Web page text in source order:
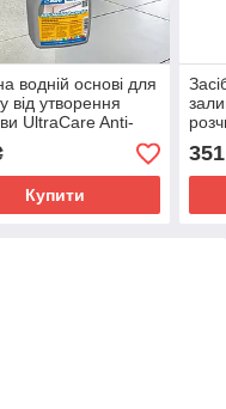
водній основі для
від утворення
UltraCare Anti-
750мл
Купити
/1
351